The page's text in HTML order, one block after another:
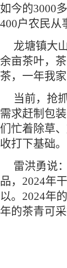
如今的3000
400户农民从
龙塘镇大
余亩茶叶，
茶，一年我
当前，抢
需求赶制包
们忙着除草
收打下基础。
雷洪勇说
品，2024年
以。2024年
年的茶青可